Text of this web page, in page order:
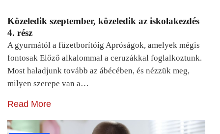
Közeledik szeptember, közeledik az iskolakezdés
4. rész
A gyurmától a füzetborítóig Apróságok, amelyek mégis
fontosak Előző alkalommal a ceruzákkal foglalkoztunk.
Most haladjunk tovább az ábécében, és nézzük meg,
milyen szerepe van a…
Read More